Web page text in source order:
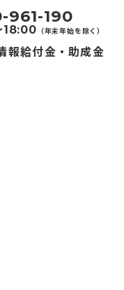
961-190
18:00 （年末年始を除く）
報給付金・助成金